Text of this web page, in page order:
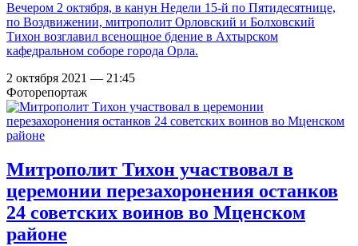
Вечером 2 октября, в канун Недели 15-й по Пятидесятнице,
по Воздвижении, митрополит Орловский и Болховский
Тихон возглавил всенощное бдение в Ахтырском
кафедральном соборе города Орла.
2 октября 2021 — 21:45
Фоторепортаж
Митрополит Тихон участвовал в
церемонии перезахоронения останков
24 советских воинов во Мценском
районе